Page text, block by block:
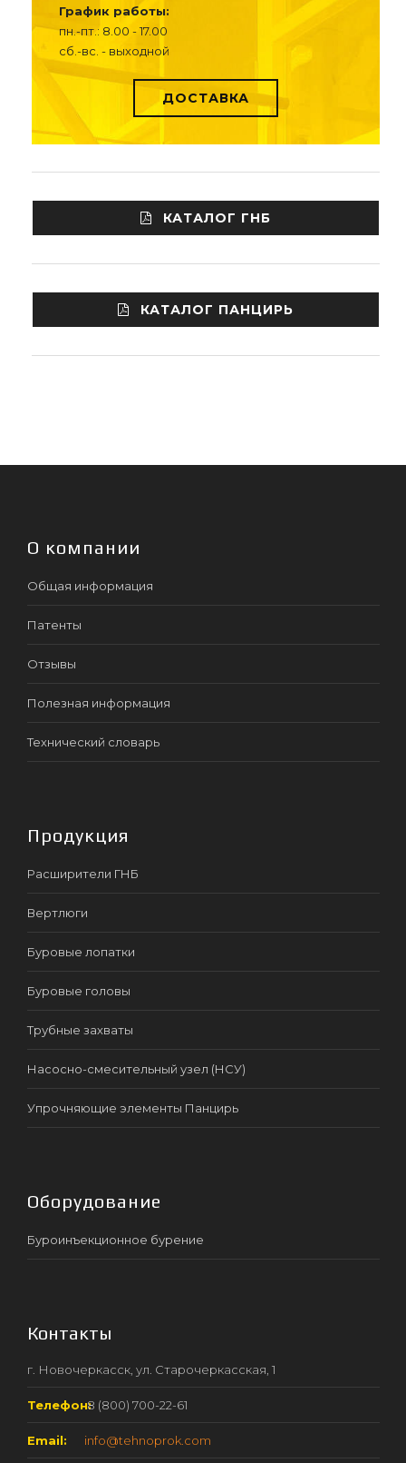
График работы:
пн.-пт.: 8.00 - 17.00
сб.-вс. - выходной
ДОСТАВКА
КАТАЛОГ ГНБ
КАТАЛОГ ПАНЦИРЬ
О компании
Общая информация
Патенты
Отзывы
Полезная информация
Технический словарь
Продукция
Расширители ГНБ
Вертлюги
Буровые лопатки
Буровые головы
Трубные захваты
Насосно-смесительный узел (НСУ)
Упрочняющие элементы Панцирь
Оборудование
Буроинъекционное бурение
Контакты
г. Новочеркасск, ул. Старочеркасская, 1
Телефон:8 (800) 700-22-61
Email: info@tehnoprok.com